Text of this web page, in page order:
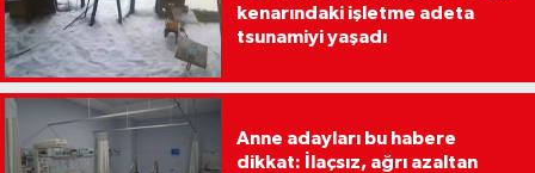
kenarındaki işletme adeta
tsunamiyi yaşadı
Anne adayları bu habere
dikkat: İlaçsız, ağrı azaltan